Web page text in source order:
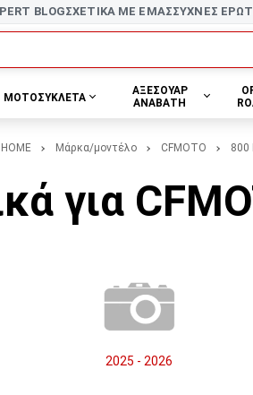
BLOGΣΧΕΤΙΚΑ ΜΕ ΕΜΑΣΣΥΧΝΕΣ
ΜΟΤΟΣΥΚΛΕΤΑ
ΑΞΕΣΟΥΑΡ
ΑΝΑΒΑΤΗ
HOME Μάρκα/μοντέλο CFMOTO 800
για
2025 - 2026